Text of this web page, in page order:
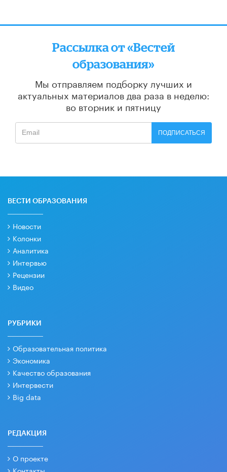
Рассылка от «Вестей
образования»
Мы отправляем подборку лучших и
актуальных материалов два раза в неделю:
во вторник и пятницу
ПОДПИСАТЬСЯ
ВЕСТИ ОБРАЗОВАНИЯ
Новости
Колонки
Аналитика
Интервью
Рецензии
Видео
РУБРИКИ
Образовательная политика
Экономика
Качество образования
Интервести
Big data
РЕДАКЦИЯ
О проекте